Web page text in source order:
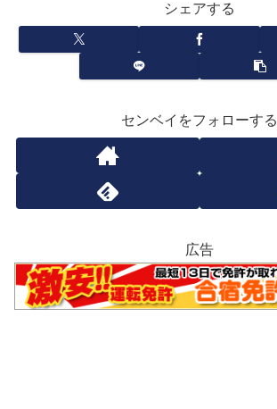
シェアする
センベイをフォローする
広告